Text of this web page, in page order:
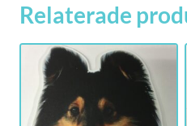
Relaterade